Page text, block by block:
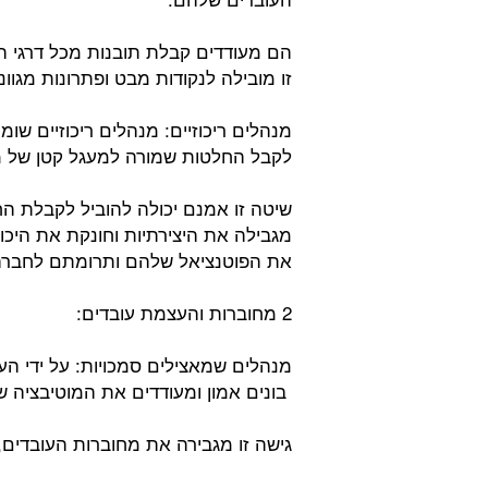
הם מעודדים קבלת תובנות מכל דרגי
זו מובילה לנקודות מבט ופתרונות
מנהלים ריכוזיים: מנהלים ריכוזיים
לקבל החלטות שמורה למעגל קטן של
שיטה זו אמנם יכולה להוביל לקבלת
מגבילה את היצירתיות וחונקת את
את הפוטנציאל שלהם ותרומתם
2 מחוברות והעצמת עובדים:
מנהלים שמאצילים סמכויות: על
בונים אמון ומעודדים את
גישה זו מגבירה את מחוברות